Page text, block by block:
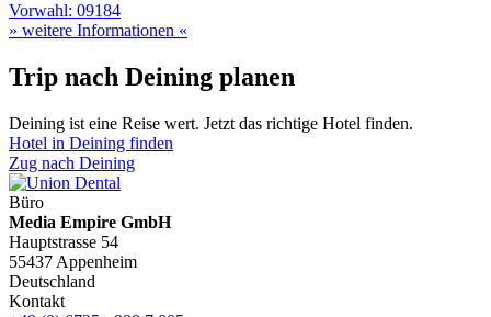
Vorwahl: 09184
» weitere Informationen «
Trip nach Deining planen
Deining ist eine Reise wert. Jetzt das richtige Hotel finden.
Hotel in Deining finden
Zug nach Deining
Büro
Media Empire GmbH
Hauptstrasse 54
55437 Appenheim
Deutschland
Kontakt